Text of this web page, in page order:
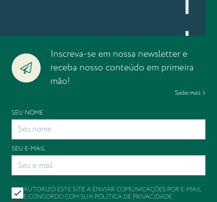
Inscreva-se em nossa newsletter e
receba nosso conteúdo em primeira
mão!
Saiba mais
SEU NOME
SEU E-MAIL
AUTORIZO ESTE SITE A ENVIAR COMUNICAÇÕES POR E-MAIL
E CONCORDO COM SUA POLÍTICA DE PRIVACIDADE.